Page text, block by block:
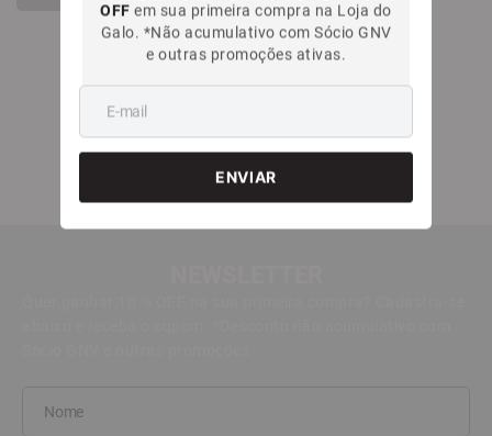
OFF em sua primeira compra na Loja do
Galo. *Não acumulativo com Sócio GNV
e outras promoções ativas.